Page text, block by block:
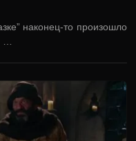
наконец-то произошло
…